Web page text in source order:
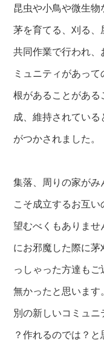
昆虫や小鳥や微生物
茅を育てる、刈る
共同作業で行われ
ミュニティがあっ
根があることがあ
成、維持されてい
がつかされました。
集落、周りの家が
こそ成立するお互
望むべくもありま
にお邪魔した際に
っしゃった方達も
無かったと思いま
別の新しいコミュ
？作れるのでは？と